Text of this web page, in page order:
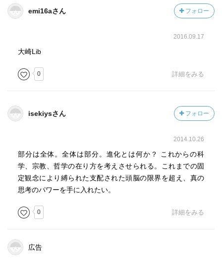
ラルドグマは20年前に再評価されているのに、未だに本や
互いにキスをして仲直りしようとし、他のチンパンジー種
よりも
ずっと性交の回数が多いのに出産率は安定している。
進化は偶然ではなく、意図的に起こる。
が爆発的に増える。進化はゆるやかな変化の中ではなく、
突然の飛躍によって起こる。
一つの原子から他のエネルギー殻へとジャンプする量子
（電子）が存在する。
アリの集団には、数匹の「専門家」と呼ばれるリーダーが
粒子をコントロールしているのは形のない「フィール
emi16aさん フォロー
2016.09.17
大崎Lib
0 詳細をみる
isekiysさん フォロー
2014.10.26
部分は全体。全体は部分。進化とは何か？ これからの科
学、宗教、哲学の在り方を考えさせられる。これまでの固
定観念により縛られた支配された頭脳の限界を超え、真の
思考のパワーを手に入れたい。
0 詳細をみる
広告